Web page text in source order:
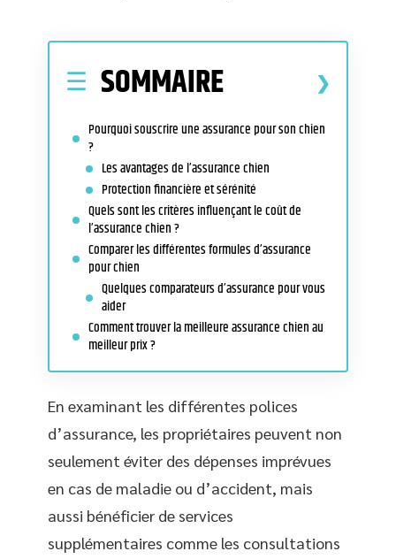
SOMMAIRE
Pourquoi souscrire une assurance pour son chien
?
Les avantages de l’assurance chien
Protection financière et sérénité
Quels sont les critères influençant le coût de
l’assurance chien ?
Comparer les différentes formules d’assurance
pour chien
Quelques comparateurs d’assurance pour vous
aider
Comment trouver la meilleure assurance chien au
meilleur prix ?
En examinant les différentes polices
d’assurance, les propriétaires peuvent non
seulement éviter des dépenses imprévues
en cas de maladie ou d’accident, mais
aussi bénéficier de services
supplémentaires comme les consultations